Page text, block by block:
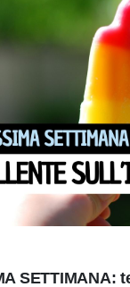
SETTIMANA: